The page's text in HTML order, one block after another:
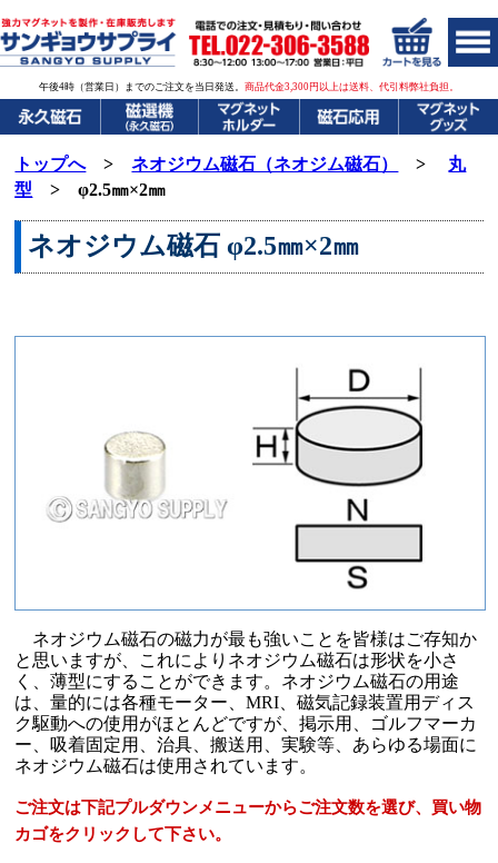
午後4時（営業日）までのご注文を当日発送。 商品代金3,300円以上は送料、代引料弊社負担。
トップへ>ネオジウム磁石（ネオジム磁石） > 丸
型 > φ2.5㎜×2㎜
ネオジウム磁石 φ2.5㎜×2㎜
ネオジウム磁石の磁力が最も強いことを皆様はご存知か
と思いますが、これによりネオジウム磁石は形状を小さ
く、薄型にすることができます。ネオジウム磁石の用途
は、量的には各種モーター、MRI、磁気記録装置用ディス
ク駆動への使用がほとんどですが、掲示用、ゴルフマーカ
ー、吸着固定用、治具、搬送用、実験等、あらゆる場面に
ネオジウム磁石は使用されています。
ご注文は下記プルダウンメニューからご注文数を選び、買い物
カゴをクリックして下さい。